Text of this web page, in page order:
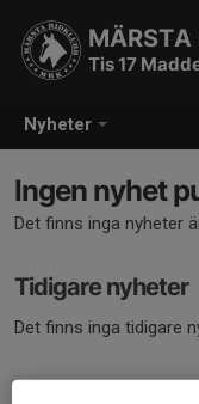
Nyheter
MÄRSTA
Tis 17
Ingen nyhet
Det finns inga nyheter
Tidigare nyheter
Det finns inga tidigare